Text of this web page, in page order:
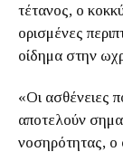
τέτανος, ο
ορισμένες
οίδημα στην
«Οι ασθένειες
αποτελούν
νοσηρότητας, ο